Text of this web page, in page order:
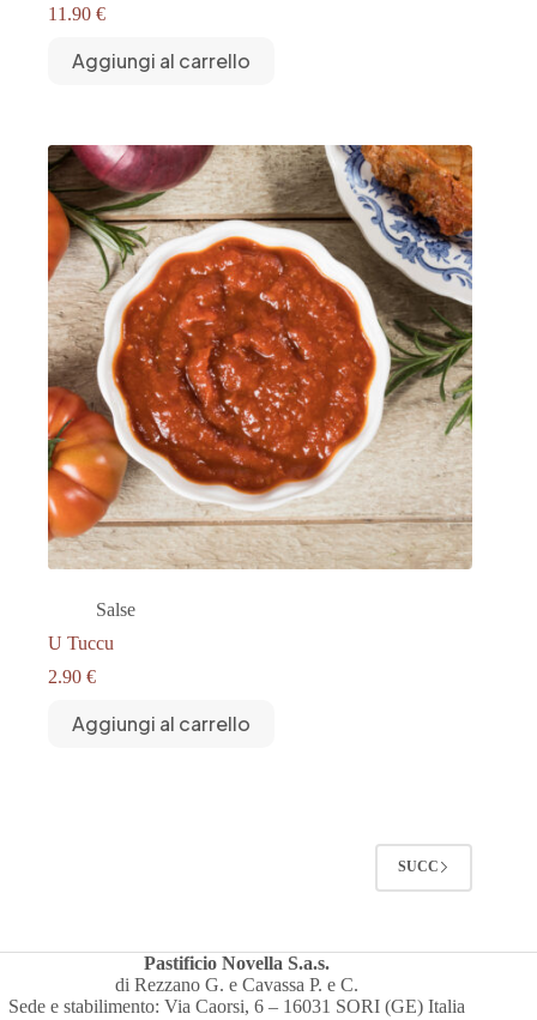
11.90 €
Aggiungi al carrello
Salse
U Tuccu
2.90 €
Aggiungi al carrello
SUCC
Pastificio Novella S.a.s.
di Rezzano G. e Cavassa P. e C.
Sede e stabilimento: Via Caorsi, 6 – 16031 SORI (GE) Italia